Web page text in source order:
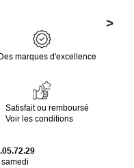
>
Des marques d'excellence
Satisfait ou remboursé
Voir les conditions